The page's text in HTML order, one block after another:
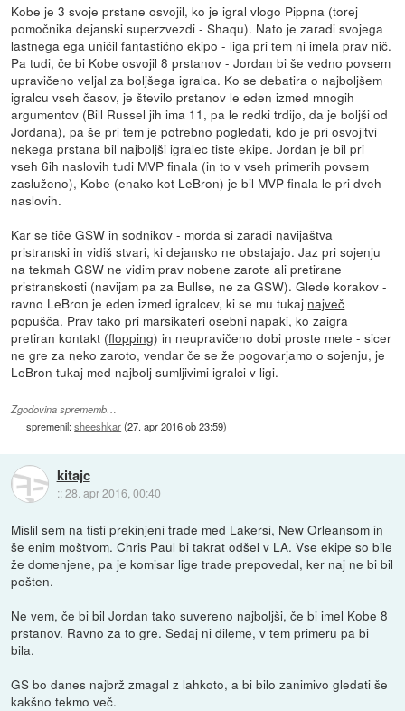
Kobe je 3 svoje prstane osvojil, ko je igral vlogo Pippna (torej
pomočnika dejanski superzvezdi - Shaqu). Nato je zaradi svojega
lastnega ega uničil fantastično ekipo - liga pri tem ni imela prav nič.
Pa tudi, če bi Kobe osvojil 8 prstanov - Jordan bi še vedno povsem
upravičeno veljal za boljšega igralca. Ko se debatira o najboljšem
igralcu vseh časov, je število prstanov le eden izmed mnogih
argumentov (Bill Russel jih ima 11, pa le redki trdijo, da je boljši od
Jordana), pa še pri tem je potrebno pogledati, kdo je pri osvojitvi
nekega prstana bil najboljši igralec tiste ekipe. Jordan je bil pri
vseh 6ih naslovih tudi MVP finala (in to v vseh primerih povsem
zasluženo), Kobe (enako kot LeBron) je bil MVP finala le pri dveh
naslovih.
Kar se tiče GSW in sodnikov - morda si zaradi navijaštva
pristranski in vidiš stvari, ki dejansko ne obstajajo. Jaz pri sojenju
na tekmah GSW ne vidim prav nobene zarote ali pretirane
pristranskosti (navijam pa za Bullse, ne za GSW). Glede korakov -
ravno LeBron je eden izmed igralcev, ki se mu tukaj največ
popušča. Prav tako pri marsikateri osebni napaki, ko zaigra
pretiran kontakt (flopping) in neupravičeno dobi proste mete - sicer
ne gre za neko zaroto, vendar če se že pogovarjamo o sojenju, je
LeBron tukaj med najbolj sumljivimi igralci v ligi.
Zgodovina sprememb…
spremenil:sheeshkar(27. apr 2016 ob 23:59)
kitajc
::28. apr 2016, 00:40
Mislil sem na tisti prekinjeni trade med Lakersi, New Orleansom in
še enim moštvom. Chris Paul bi takrat odšel v LA. Vse ekipe so bile
že domenjene, pa je komisar lige trade prepovedal, ker naj ne bi bil
pošten.
Ne vem, če bi bil Jordan tako suvereno najboljši, če bi imel Kobe 8
prstanov. Ravno za to gre. Sedaj ni dileme, v tem primeru pa bi
bila.
GS bo danes najbrž zmagal z lahkoto, a bi bilo zanimivo gledati še
kakšno tekmo več.